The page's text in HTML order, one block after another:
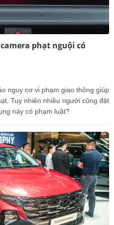
phạt nguội có
nguy cơ vi phạm giao thông giúp
Tuy nhiên nhiều người cũng đặt
này có phạm luật?